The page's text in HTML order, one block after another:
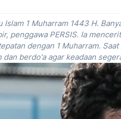
1 Muharram 1443 H.
penggawa PERSIS. Ia
dengan 1 Muharram.
berdo'a agar keadaan